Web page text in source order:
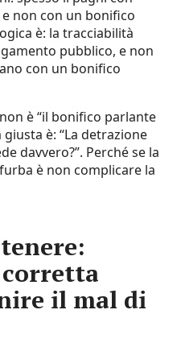
non con un bonifico
è: la tracciabilità
pubblico, e non
con un bonifico
è “il bonifico parlante
è: “La detrazione
davvero?”. Perché se la
è non complicare la
il mal di